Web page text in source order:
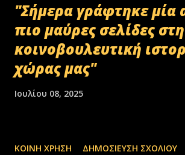
"Σήμερα γράφτηκε μία
πιο μαύρες σελίδες
κοινοβουλευτική
χώρας μας"
Ιουλίου 08, 2025
ΚΟΙΝΉ ΧΡΉΣΗ ΔΗΜΟΣΊΕΥΣΗ ΣΧΟΛΊΟΥ